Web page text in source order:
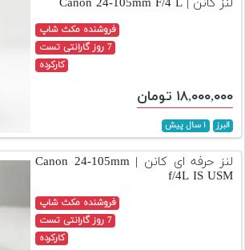
لنز کانن | Canon 24-105mm F/4 L
فروشنده مکث شاپ
7 روز گارانتی تست
کارکرده
۱۸,۰۰۰,۰۰۰ تومان
البرز ۱ سال پیش
لنز حرفه ای کانن | Canon 24-105mm
f/4L IS USM
فروشنده مکث شاپ
7 روز گارانتی تست
کارکرده